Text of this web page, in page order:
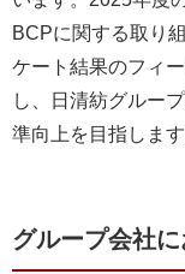
BCPに関する取り
ケート結果のフィ
し、日清紡グルー
準向上を目指します
グループ会社